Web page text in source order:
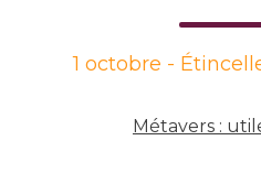
1 octobre - É
Métavers :